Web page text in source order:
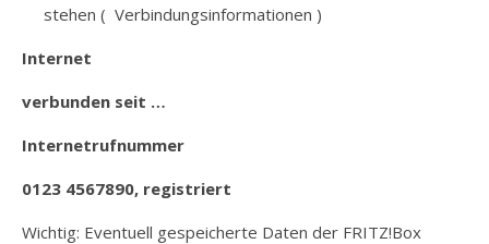
stehen ( Verbindungsinformationen )
Internet
verbunden seit …
Internetrufnummer
0123 4567890, registriert
Wichtig: Eventuell gespeicherte Daten der FRITZ!Box